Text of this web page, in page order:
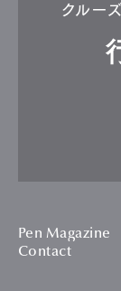
クルー
Pen Magazine
Contact